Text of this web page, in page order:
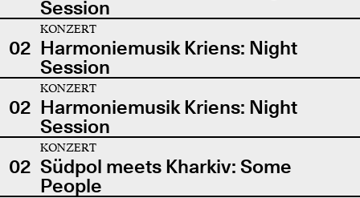
Session
02
KONZERT
Harmoniemusik Kriens: Night
Session
02
KONZERT
Harmoniemusik Kriens: Night
Session
02
KONZERT
Südpol meets Kharkiv: Some
People